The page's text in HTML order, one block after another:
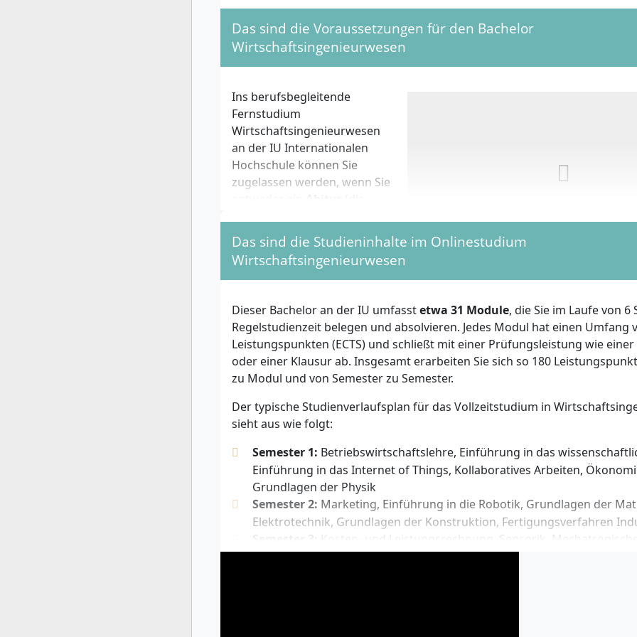
Das sind die Voraussetzungen für den Bachelor
Wirtschaftsingenieurwesen
Mit Ihrem Bachelor in Wirtschaftsingenieurwesen
beispielsweise als Internet of Things Specialist oder
Ins berufsbegleitende
Fernstudium
Wirtschaftsingenieurwesen
an der IU Internationalen
Hochschule können Sie
zugelassen werden, wenn Sie
ein Fachabitur oder die
fachgebundene
Hochschulreife vorlegen.
Wirtschaftsingenieurwesen auch ohne Abiturstudieren. Um ohne
Fernstudium zugelassen zu werden, legen Sie eine abgeschlossene
Aufstiegsfortbildung, etwa zum Staatlich geprüften Betriebswirt bzw. zur
geprüften Betriebswirtin, bzw. einen Meisterbrief vor. Sie können auch
werden, wenn Sie eine Berufsausbildung abgeschlossen und im Anschluss
Lernen Sie die IU kennen!
diesen Bachelor-Studiengang. Die Broschüre informiert Sie ausführlich
über Voraussetzungen, Studieninhalte, Ablauf und Studiengebühren.
Jetzt Broschüre anfordern …
Das sind die Studieninhalte im Onlinestudium
Wirtschaftsingenieurwesen
Dieser Bachelor an der IU umfasstetwa 31 Module, die Sie im Laufe von 6
Regelstudienzeit belegen und absolvieren. Jedes Modul hat einen Umfang
Leistungspunkten (ECTS) und schließt mit einer Prüfungsleistung wie
oder einer Klausur ab. Insgesamt erarbeiten Sie sich so 180
zu Modul und von Semester zu Semester.
Der typische Studienverlaufsplan für das Vollzeitstudium in
sieht aus wie folgt:
Semester 1: Betriebswirtschaftslehre, Einführung in das
Einführung in das Internet of Things, Kollaboratives Arbeiten,
Grundlagen der Physik
Semester 2: Marketing, Einführung in die Robotik, Grundlagen der
Elektrotechnik, Grundlagen der Konstruktion, Fertigungsverfahren
Semester 3:
Kosten- und Leistungsrechnung, Sensorik, Mechatronische
Automatisierungstechnik, Data Analytics und Big Data, Supply Chain